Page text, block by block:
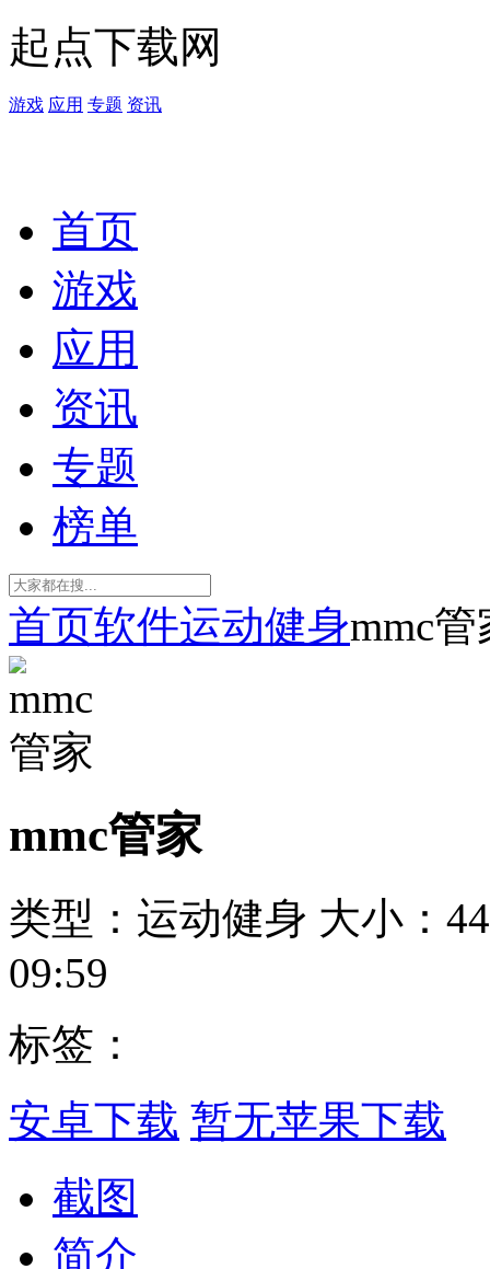
起点下载网
游戏 应用 专题 资讯
首页
游戏
应用
资讯
专题
榜单
首页软件运动健身mmc管
mmc管家
类型：运动健身 大小：
09:59
标签：
安卓下载 暂无苹果下载
截图
简介